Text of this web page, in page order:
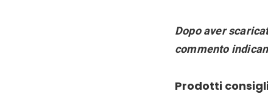
Dopo aver
commento
Prodotti